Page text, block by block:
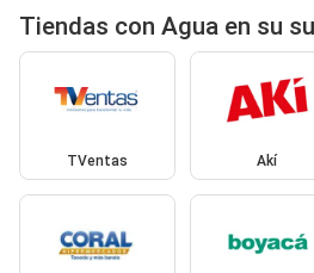
Tiendas con Agua en su
TVentas Akí